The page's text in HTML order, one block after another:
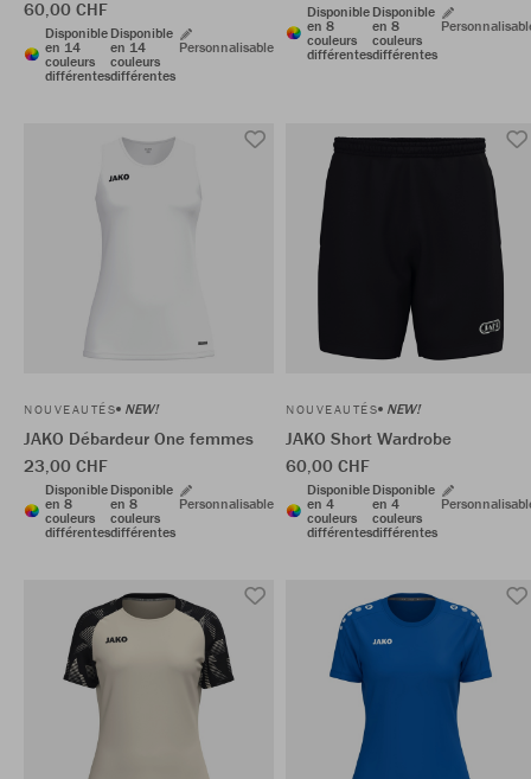
60,00 CHF
Disponible
en 14
couleurs
différentes
Disponible
en 14
couleurs
différentes
Personnalisable
Disponible
en 8
couleurs
différentes
Disponible
en 8
couleurs
différentes
NOUVEAUTÉS NEW!
JAKO Débardeur One femmes
23,00 CHF
Disponible
en 8
couleurs
différentes
Disponible
en 8
couleurs
différentes
Personnalisable
NOUVEAUTÉS NEW!
JAKO Short Wardrobe
60,00 CHF
Disponible
en 4
couleurs
différentes
Disponible
en 4
couleurs
différentes